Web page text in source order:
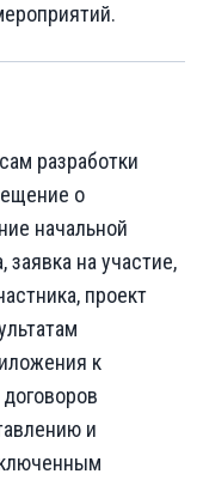
разработки
о
начальной
на участие,
проект
к
и